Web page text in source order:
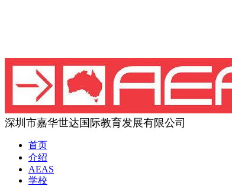
深圳市嘉华世达国际教育发展有限公司
首页
介绍
AEAS
学校